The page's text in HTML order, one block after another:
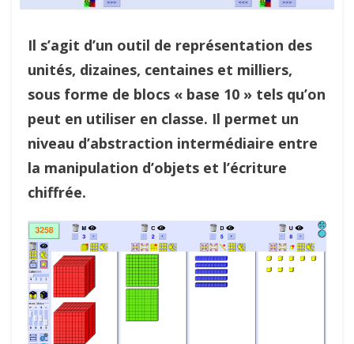
Il s’agit d’un outil de représentation des
unités, dizaines, centaines et milliers,
sous forme de blocs « base 10 » tels qu’on
peut en utiliser en classe. Il permet un
niveau d’abstraction intermédiaire entre
la manipulation d’objets et l’écriture
chiffrée.